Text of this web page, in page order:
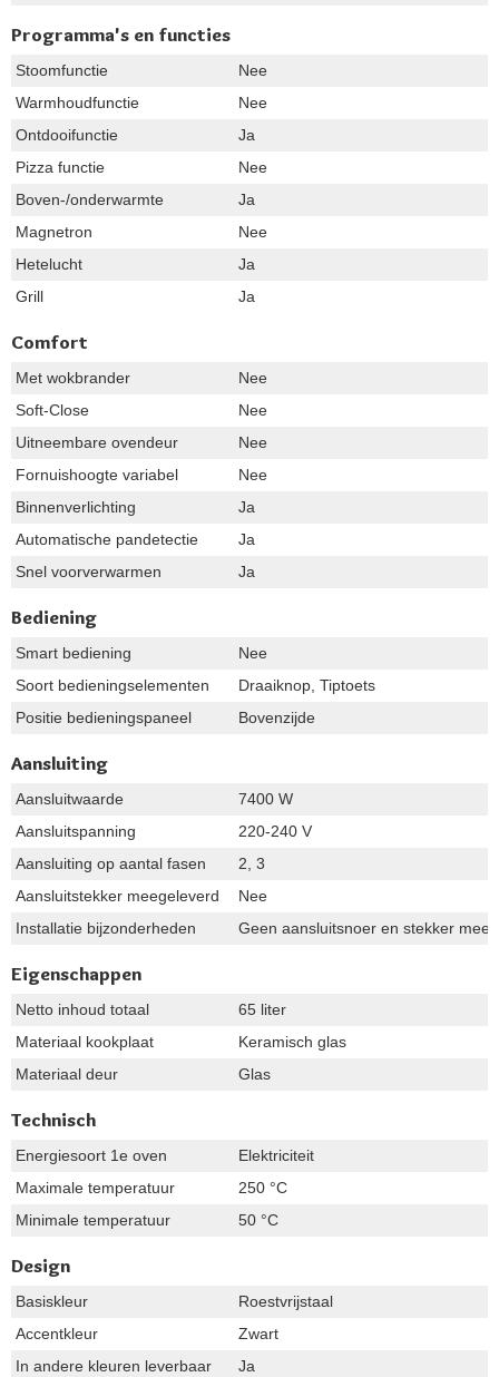
Programma's en functies
Stoomfunctie
Nee
Warmhoudfunctie
Nee
Ontdooifunctie
Ja
Pizza functie
Nee
Boven-/onderwarmte
Ja
Magnetron
Nee
Hetelucht
Ja
Grill
Ja
Comfort
Met wokbrander
Nee
Soft-Close
Nee
Uitneembare ovendeur
Nee
Fornuishoogte variabel
Nee
Binnenverlichting
Ja
Automatische pandetectie
Ja
Snel voorverwarmen
Ja
Bediening
Smart bediening
Nee
Soort bedieningselementen
Draaiknop, Tiptoets
Positie bedieningspaneel
Bovenzijde
Aansluiting
Aansluitwaarde
7400 W
Aansluitspanning
220-240 V
Aansluiting op aantal fasen
2, 3
Aansluitstekker meegeleverd
Nee
Installatie bijzonderheden
Geen aansluitsnoer en stekker
Eigenschappen
Netto inhoud totaal
65 liter
Materiaal kookplaat
Keramisch glas
Materiaal deur
Glas
Technisch
Energiesoort 1e oven
Elektriciteit
Maximale temperatuur
250 °C
Minimale temperatuur
50 °C
Design
Basiskleur
Roestvrijstaal
Accentkleur
Zwart
In andere kleuren leverbaar
Ja